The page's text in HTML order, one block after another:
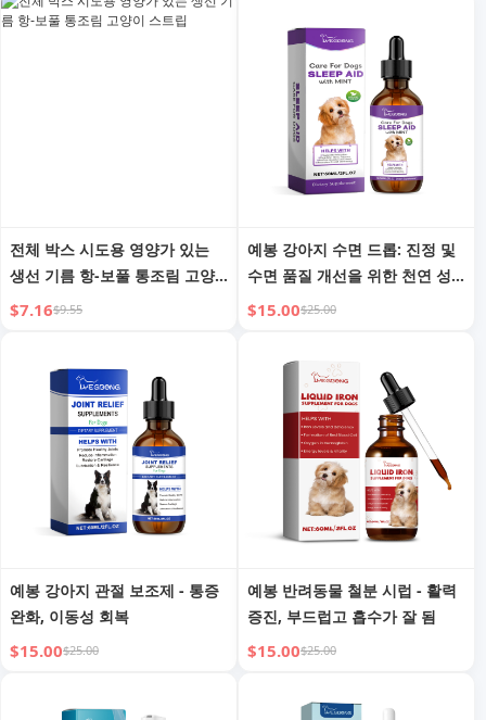
전체 박스 시도용 영양가 있는
생선 기름 항-보풀 통조림 고양
이 스트립
$7.16$9.55
예봉 강아지 수면 드롭: 진정 및
수면 품질 개선을 위한 천연 성
분
$15.00$25.00
예봉 강아지 관절 보조제 - 통증
완화, 이동성 회복
$15.00$25.00
예봉 반려동물 철분 시럽 - 활력
증진, 부드럽고 흡수가 잘 됨
$15.00$25.00